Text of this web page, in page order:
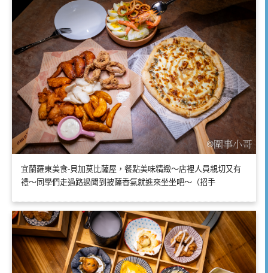
宜蘭羅東美食-貝加莫比薩屋，餐點美味精緻～店裡人員親切又有
禮～同學們走過路過聞到披薩香氣就進來坐坐吧～（招手